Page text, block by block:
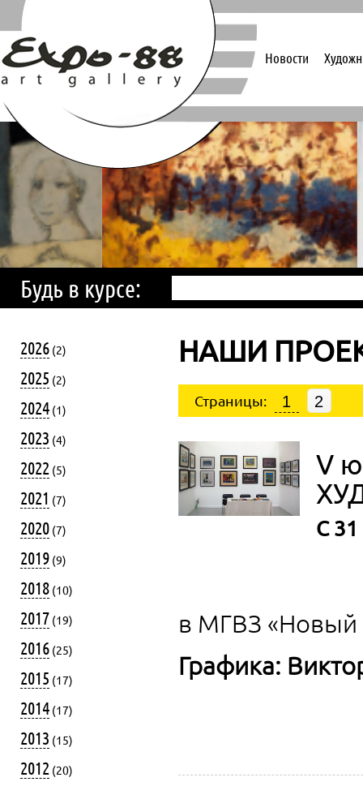
Новости
Будь в курсе:
2026 (2)
2025 (2)
2024 (1)
2023 (4)
2022 (5)
2021 (7)
2020 (7)
2019 (9)
2018 (10)
2017 (19)
2016 (25)
2015 (17)
2014 (17)
2013 (15)
2012 (20)
НАШИ
Страницы: 1 2
V
С
в МГВЗ
Графика: